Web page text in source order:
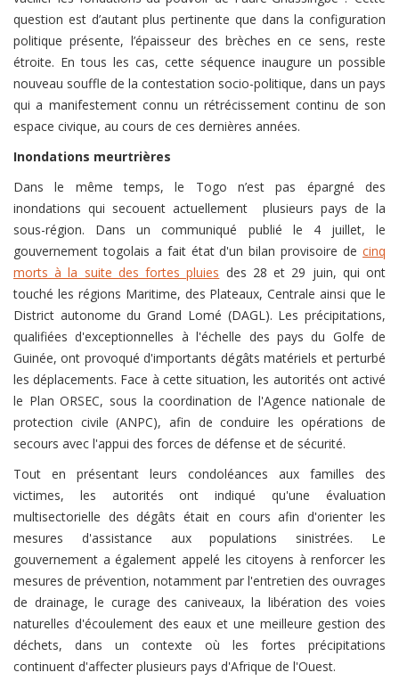
question est d’autant plus pertinente que dans la configuration
politique présente, l’épaisseur des brèches en ce sens, reste
étroite. En tous les cas, cette séquence inaugure un possible
nouveau souffle de la contestation socio-politique, dans un pays
qui a manifestement connu un rétrécissement continu de son
espace civique, au cours de ces dernières années.
Inondations meurtrières
Dans le même temps, le Togo n’est pas épargné des
inondations qui secouent actuellement plusieurs pays de la
sous-région. Dans un communiqué publié le 4 juillet, le
gouvernement togolais a fait état d'un bilan provisoire de cinq
morts à la suite des fortes pluies des 28 et 29 juin, qui ont
touché les régions Maritime, des Plateaux, Centrale ainsi que le
District autonome du Grand Lomé (DAGL). Les précipitations,
qualifiées d'exceptionnelles à l'échelle des pays du Golfe de
Guinée, ont provoqué d'importants dégâts matériels et perturbé
les déplacements. Face à cette situation, les autorités ont activé
le Plan ORSEC, sous la coordination de l'Agence nationale de
protection civile (ANPC), afin de conduire les opérations de
secours avec l'appui des forces de défense et de sécurité.
Tout en présentant leurs condoléances aux familles des
victimes, les autorités ont indiqué qu'une évaluation
multisectorielle des dégâts était en cours afin d'orienter les
mesures d'assistance aux populations sinistrées. Le
gouvernement a également appelé les citoyens à renforcer les
mesures de prévention, notamment par l'entretien des ouvrages
de drainage, le curage des caniveaux, la libération des voies
naturelles d'écoulement des eaux et une meilleure gestion des
déchets, dans un contexte où les fortes précipitations
continuent d'affecter plusieurs pays d'Afrique de l'Ouest.